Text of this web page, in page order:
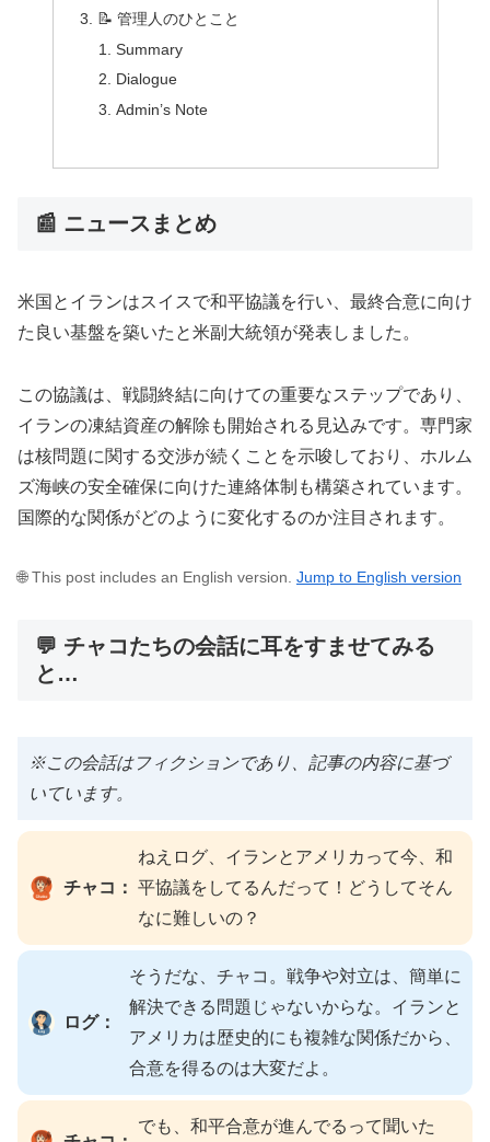
📝 管理人のひとこと
Summary
Dialogue
Admin’s Note
📰 ニュースまとめ
米国とイランはスイスで和平協議を行い、最終合意に向け
た良い基盤を築いたと米副大統領が発表しました。
この協議は、戦闘終結に向けての重要なステップであり、
イランの凍結資産の解除も開始される見込みです。専門家
は核問題に関する交渉が続くことを示唆しており、ホルム
ズ海峡の安全確保に向けた連絡体制も構築されています。
国際的な関係がどのように変化するのか注目されます。
🌐 This post includes an English version. Jump to English version
💬 チャコたちの会話に耳をすませてみる
と…
※この会話はフィクションであり、記事の内容に基づ
いています。
チャコ：
ねえログ、イランとアメリカって今、和
平協議をしてるんだって！どうしてそん
なに難しいの？
ログ：
そうだな、チャコ。戦争や対立は、簡単に
解決できる問題じゃないからな。イランと
アメリカは歴史的にも複雑な関係だから、
合意を得るのは大変だよ。
でも、和平合意が進んでるって聞いた